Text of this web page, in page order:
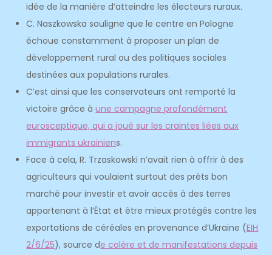
idée de la manière d’atteindre les électeurs ruraux.
C. Naszkowska souligne que le centre en Pologne
échoue constamment à proposer un plan de
développement rural ou des politiques sociales
destinées aux populations rurales.
C’est ainsi que les conservateurs ont remporté la
victoire grâce àune campagne profondément
eurosceptique, qui a joué sur les craintes liées aux
immigrants ukrainiens.
Face à cela, R. Trzaskowski n’avait rien à offrir à des
agriculteurs qui voulaient surtout des prêts bon
marché pour investir et avoir accès à des terres
appartenant à l’État et être mieux protégés contre les
exportations de céréales en provenance d’Ukraine (EIH
2/6/25), source de colère et de manifestations depuis